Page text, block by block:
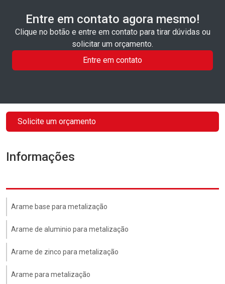
Entre em contato agora mesmo!
Clique no botão e entre em contato para tirar dúvidas ou
solicitar um orçamento.
Entre em contato
Solicite um orçamento
Informações
Arame base para metalização
Arame de aluminio para metalização
Arame de zinco para metalização
Arame para metalização